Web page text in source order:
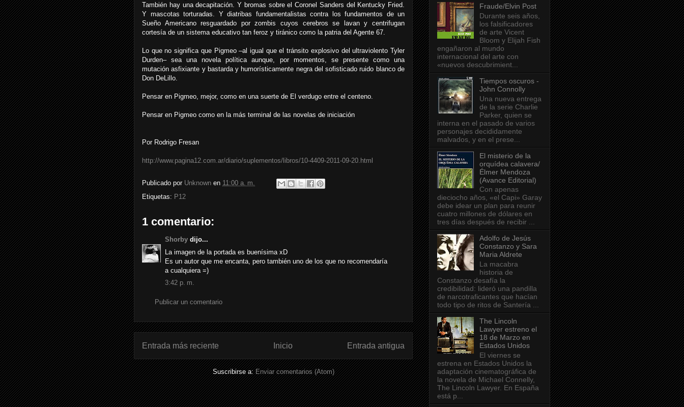
También hay una decapitación. Y bromas sobre el Coronel Sanders del Kentucky Fried.
Y mascotas torturadas. Y diatribas fundamentalistas contra los fundamentos de un
Sueño Americano resguardado por zombis cuyos cerebros se lavan y centrifugan
cortesía de un sistema educativo tan feroz y tiránico como la patria del Agente 67.
Lo que no significa que Pigmeo –al igual que el tránsito explosivo del ultraviolento Tyler
Durden– sea una novela política aunque, por momentos, se presente como una
mutación asfixiante y bastarda y humorísticamente negra del sofisticado ruido blanco de
Don DeLillo.
Pensar en Pigmeo, mejor, como en una suerte de El verdugo entre el centeno.
Pensar en Pigmeo como en la más terminal de las novelas de iniciación
Por Rodrigo Fresan
http://www.pagina12.com.ar/diario/suplementos/libros/10-4409-2011-09-20.html
Publicado por Unknown en 11:00 a. m.
Etiquetas: P12
1 comentario:
Shorby dijo...
La imagen de la portada es buenísima xD
Es un autor que me encanta, pero también uno de los que no recomendaría
a cualquiera =)
3:42 p. m.
Publicar un comentario
Entrada más reciente Entrada antigua
Inicio
Suscribirse a:Enviar comentarios (Atom)
Fraude/Elvin Post
Durante seis años,
los falsificadores
de arte Vicent
Bloom y Elijah Fish
engañaron al mundo
internacional del arte con
«nuevos descubrimient...
Tiempos oscuros -
John Connolly
Una nueva entrega
de la serie Charlie
Parker, quien se
interna en el pasado de varios
personajes decididamente
malvados, y en el prese...
El misterio de la
orquídea calavera/
Élmer Mendoza
(Avance Editorial)
Con apenas
dieciocho años, «el Capi» Garay
debe idear un plan para reunir
cuatro millones de dólares en
tres días después de recibir ...
Adolfo de Jesús
Constanzo y Sara
Maria Aldrete
La macabra
historia de
Constanzo desafía la
credibilidad: lideró una pandilla
de narcotraficantes que hacían
todo tipo de ritos de Santería ...
The Lincoln
Lawyer estreno el
18 de Marzo en
Estados Unidos
El viernes se
estrena en Estados Unidos la
adaptación cinematográfica de
la novela de Michael Connelly,
The Lincoln Lawyer. En España
está p...